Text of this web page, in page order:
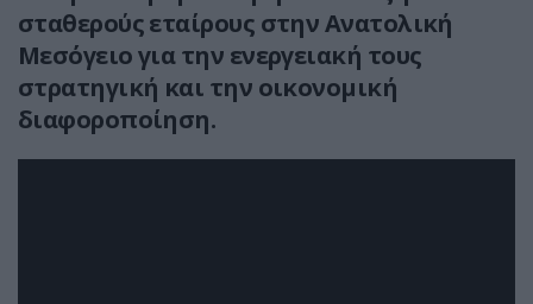
σταθερούς εταίρους στην Ανατολική
Μεσόγειο για την ενεργειακή τους
στρατηγική και την οικονομική
διαφοροποίηση.